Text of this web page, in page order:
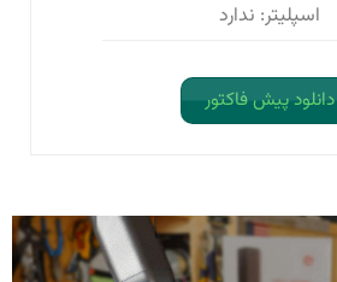
اسپلیتر: ندارد
دانلود پیش فاکتور